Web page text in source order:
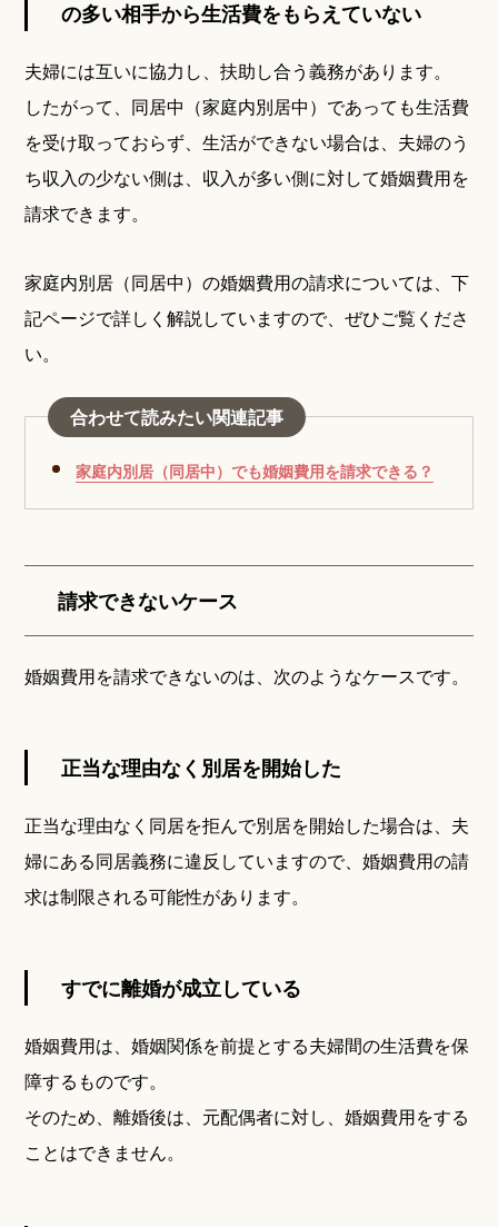
の多い相手から生活費をもらえていない
夫婦には互いに協力し、扶助し合う義務があります。
したがって、同居中（家庭内別居中）であっても生活費
を受け取っておらず、生活ができない場合は、夫婦のう
ち収入の少ない側は、収入が多い側に対して婚姻費用を
請求できます。
家庭内別居（同居中）の婚姻費用の請求については、下
記ページで詳しく解説していますので、ぜひご覧くださ
い。
合わせて読みたい関連記事
家庭内別居（同居中）でも婚姻費用を請求できる？
請求できないケース
婚姻費用を請求できないのは、次のようなケースです。
正当な理由なく別居を開始した
正当な理由なく同居を拒んで別居を開始した場合は、夫
婦にある同居義務に違反していますので、婚姻費用の請
求は制限される可能性があります。
すでに離婚が成立している
婚姻費用は、婚姻関係を前提とする夫婦間の生活費を保
障するものです。
そのため、離婚後は、元配偶者に対し、婚姻費用をする
ことはできません。